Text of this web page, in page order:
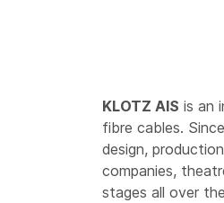
KLOTZ AIS is an
fibre cables.
design,
companies,
stages all over